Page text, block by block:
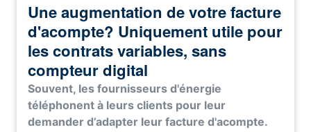
Une augmentation de votre facture
d'acompte? Uniquement utile pour
les contrats variables, sans
compteur digital
Souvent, les fournisseurs d'énergie
téléphonent à leurs clients pour leur
demander d’adapter leur facture d'acompte.